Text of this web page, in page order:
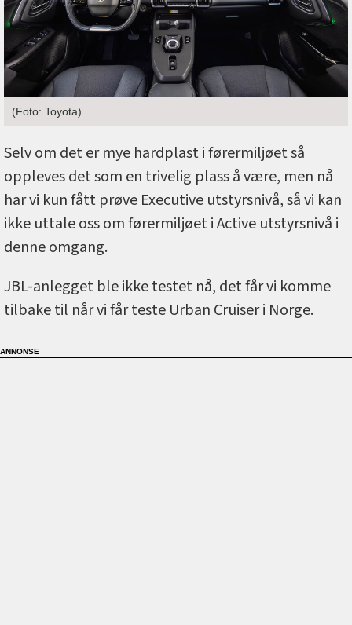
(Foto: Toyota)
Selv om det er mye hardplast i førermiljøet så
oppleves det som en trivelig plass å være, men nå
har vi kun fått prøve Executive utstyrsnivå, så vi kan
ikke uttale oss om førermiljøet i Active utstyrsnivå i
denne omgang.
JBL-anlegget ble ikke testet nå, det får vi komme
tilbake til når vi får teste Urban Cruiser i Norge.